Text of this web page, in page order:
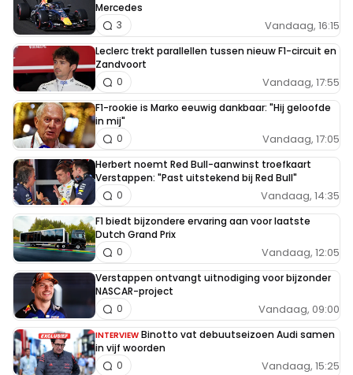
Mercedes
Vandaag, 16:15
3
Leclerc trekt parallellen tussen nieuw F1-circuit en
Zandvoort
Vandaag, 17:55
0
F1-rookie is Marko eeuwig dankbaar: "Hij geloofde
in mij"
Vandaag, 17:05
0
Herbert noemt Red Bull-aanwinst troefkaart
Verstappen: "Past uitstekend bij Red Bull"
Vandaag, 14:35
0
F1 biedt bijzondere ervaring aan voor laatste
Dutch Grand Prix
Vandaag, 12:05
0
Verstappen ontvangt uitnodiging voor bijzonder
NASCAR-project
Vandaag, 09:00
0
INTERVIEW Binotto vat debuutseizoen Audi samen
in vijf woorden
Vandaag, 15:25
0